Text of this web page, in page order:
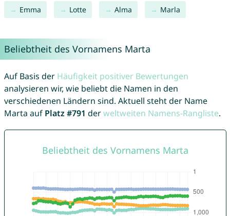
Emma Lotte Alma Marla
Beliebtheit des Vornamens Marta
Auf Basis der Häufigkeit positiver Bewertungen
analysieren wir, wie beliebt die Namen in den
verschiedenen Ländern sind. Aktuell steht der Name
Marta auf Platz #791 derweltweiten Namens-Rangliste.